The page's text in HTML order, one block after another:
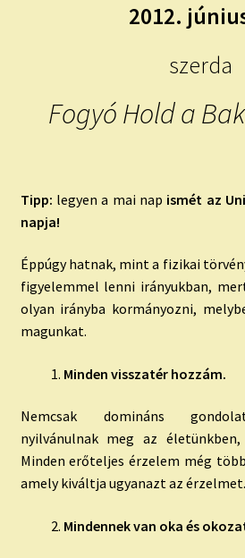
2012.
szerda
Fogyó Hold a
Tipp: legyen a mai nap ismét az
napja!
Éppúgy hatnak, mint a fizikai
figyelemmel lenni irányukban,
olyan irányba kormányozni,
magunkat.
Minden visszatér hozzám.
Nemcsak domináns
nyilvánulnak meg az
Minden erőteljes érzelem még
amely kiváltja ugyanazt az érzelmet.
Mindennek van oka és